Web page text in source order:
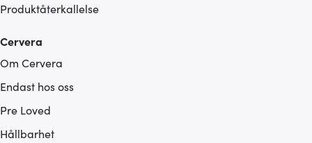
Produktåterkallelse
Cervera
Om Cervera
Endast hos oss
Pre Loved
Hållbarhet